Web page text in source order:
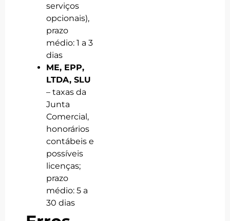
serviços
opcionais),
prazo
médio: 1 a 3
dias
ME, EPP,
LTDA, SLU
– taxas da
Junta
Comercial,
honorários
contábeis e
possíveis
licenças;
prazo
médio: 5 a
30 dias